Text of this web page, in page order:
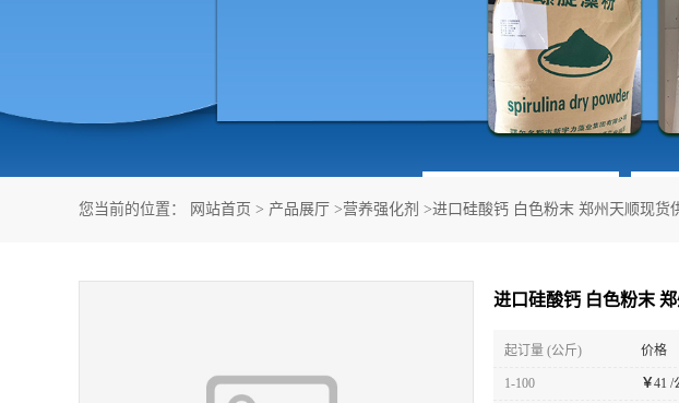
您当前的位置： 网站首页 > 产品展厅 >营养强化剂 >进口硅酸钙 白色粉末 郑州天顺现货
进口硅酸钙 白色粉末
起订量 (公斤) 价格
1-100 ￥41 /